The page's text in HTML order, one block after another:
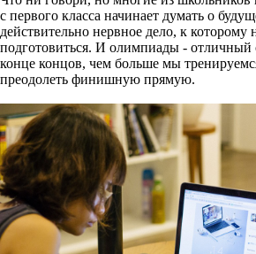
с первого класса начинает думать о
действительно нервное дело, к
подготовиться. И олимпиады - отличный
конце концов, чем больше мы
преодолеть финишную прямую.